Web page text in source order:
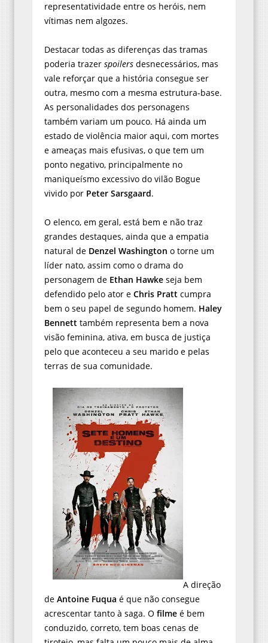
representatividade entre os heróis, nem
vítimas nem algozes.
Destacar todas as diferenças das tramas
poderia trazer spoilers desnecessários, mas
vale reforçar que a história consegue ser
outra, mesmo com a mesma estrutura-base.
As personalidades dos personagens
também variam um pouco. Há ainda um
estado de violência maior aqui, com mortes
e ameaças mais efusivas, o que tem um
ponto negativo, principalmente no
maniqueísmo excessivo do vilão Bogue
vivido por Peter Sarsgaard.
O elenco, em geral, está bem e não traz
grandes destaques, ainda que a empatia
natural de Denzel Washington o torne um
líder nato, assim como o drama do
personagem de Ethan Hawke seja bem
defendido pelo ator e Chris Pratt cumpra
bem o seu papel de segundo homem. Haley
Bennett também representa bem a nova
visão feminina, ativa, em busca de justiça
pelo que aconteceu a seu marido e pelas
terras de sua comunidade.
A direção
de Antoine Fuqua é que não consegue
acrescentar tanto à saga. O filme é bem
conduzido, correto, tem boas cenas de